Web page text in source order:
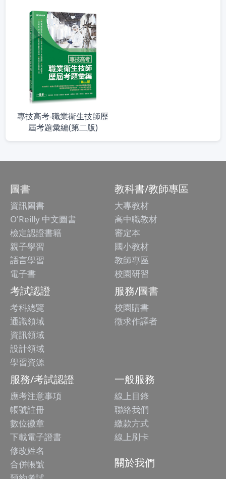
專技高考-職業衛生技師歷
屆考題彙編(第二版)
圖書
資訊圖書
O'Reilly 中文圖書
檢定認證書籍
親子學習
語言學習
電子書
教科書/教師專區
大專教材
高中職教材
審定本
國小教材
教師專區
校園研習
考試認證
考科總覽
通識領域
資訊領域
設計領域
學習資源
服務/圖書
校園購書
徵求作譯者
服務/考試認證
應考注意事項
帳號註冊
數位徽章
下載電子證書
修改姓名
合併帳號
一般服務
線上目錄
聯絡我們
繳款方式
線上刷卡
關於我們